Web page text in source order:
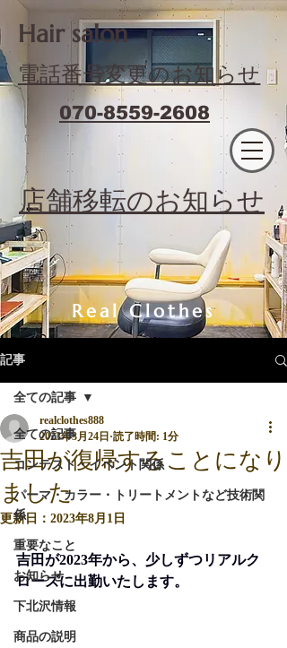
​Hair salon
電話番号変更のお知らせ
070-8559-2608
​店舗移転のお知らせ
Real Clothes
記事
全ての記事
コンテスト・イベント関係
パーマ・カラー・トリートメントなど技術関
係
重要なこと
お知らせ
下北沢情報
商品の説明
全ての記事
吉田が復帰することになり
ました
realclothes888
2023年3月24日 読了時間: 1分
更新日： 2023年8月1日
吉田が2023年から、少しずつリアルク
ローズに出勤いたします。